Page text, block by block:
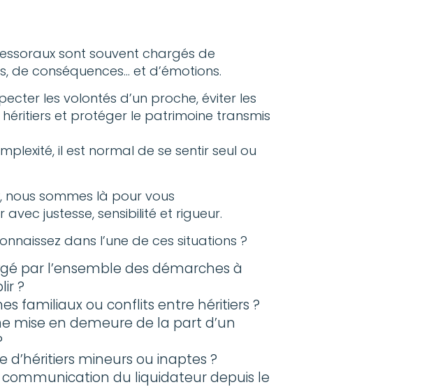
sont souvent chargés de
de conséquences… et d’émotions.
les volontés d’un proche, éviter les
héritiers et protéger le patrimoine transmis
il est normal de se sentir seul ou
nous sommes là pour vous
justesse, sensibilité et rigueur.
dans l’une de ces situations ?
par l’ensemble des démarches à
?
familiaux ou conflits entre héritiers ?
mise en demeure de la part d’un
d’héritiers mineurs ou inaptes ?
communication du liquidateur depuis le